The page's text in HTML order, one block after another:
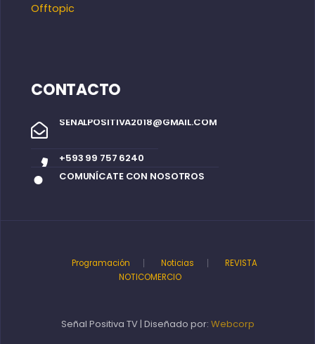
Offtopic
CONTACTO
SENALPOSITIVA2018@GMAIL.COM
+593 99 757 6240
COMUNÍCATE CON NOSOTROS
Programación Noticias
REVISTA
NOTICOMERCIO
Señal Positiva TV | Diseñado por: Webcorp